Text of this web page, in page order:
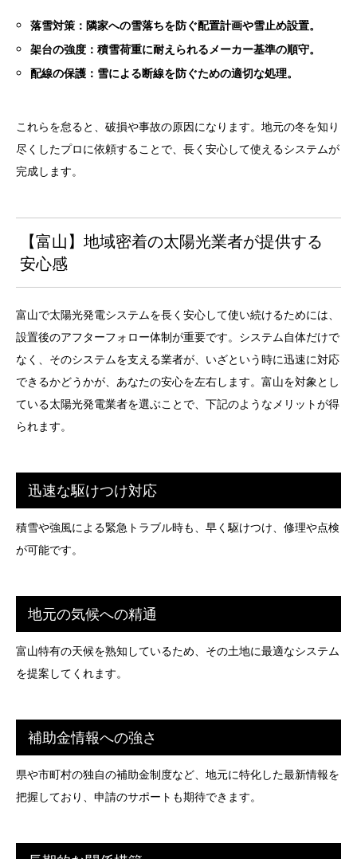
落雪対策：隣家への雪落ちを防ぐ配置計画や雪止め設置。
架台の強度：積雪荷重に耐えられるメーカー基準の順守。
配線の保護：雪による断線を防ぐための適切な処理。
これらを怠ると、破損や事故の原因になります。地元の冬を知り
尽くしたプロに依頼することで、長く安心して使えるシステムが
完成します。
【富山】地域密着の太陽光業者が提供する
安心感
富山で太陽光発電システムを長く安心して使い続けるためには、
設置後のアフターフォロー体制が重要です。システム自体だけで
なく、そのシステムを支える業者が、いざという時に迅速に対応
できるかどうかが、あなたの安心を左右します。富山を対象とし
ている太陽光発電業者を選ぶことで、下記のようなメリットが得
られます。
迅速な駆けつけ対応
積雪や強風による緊急トラブル時も、早く駆けつけ、修理や点検
が可能です。
地元の気候への精通
富山特有の天候を熟知しているため、その土地に最適なシステム
を提案してくれます。
補助金情報への強さ
県や市町村の独自の補助金制度など、地元に特化した最新情報を
把握しており、申請のサポートも期待できます。